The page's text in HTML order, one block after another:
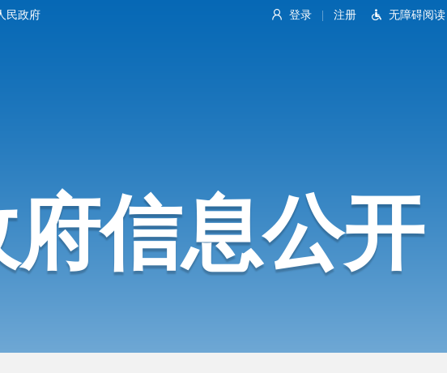
登录 注册 无障碍阅读
民政府
府信息公开